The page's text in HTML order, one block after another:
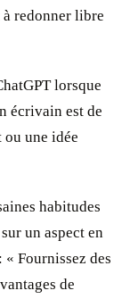
redonner libre
lorsque
écrivain est de
une idée
habitudes
un aspect en
Fournissez des
de